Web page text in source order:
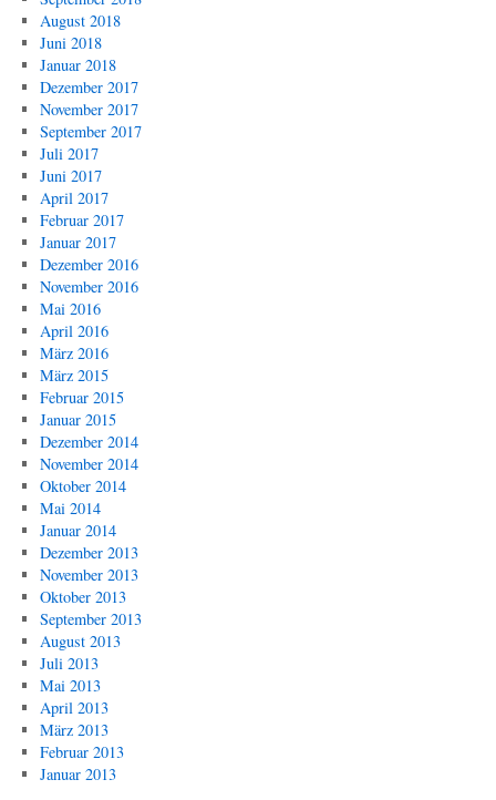
August 2018
Juni 2018
Januar 2018
Dezember 2017
November 2017
September 2017
Juli 2017
Juni 2017
April 2017
Februar 2017
Januar 2017
Dezember 2016
November 2016
Mai 2016
April 2016
März 2016
März 2015
Februar 2015
Januar 2015
Dezember 2014
November 2014
Oktober 2014
Mai 2014
Januar 2014
Dezember 2013
November 2013
Oktober 2013
September 2013
August 2013
Juli 2013
Mai 2013
April 2013
März 2013
Februar 2013
Januar 2013